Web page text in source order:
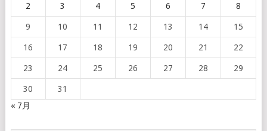
2 3 4 5 6 7 8
9 10 11 12 13 14 15
16 17 18 19 20 21 22
23 24 25 26 27 28 29
30
31
« 7月